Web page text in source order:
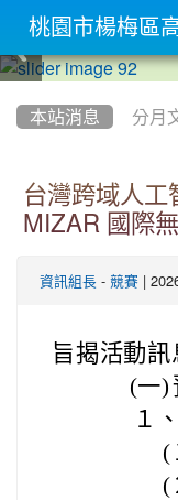
本站消息 分月
台灣跨域人工
MIZAR 國際
資訊組長 - 競賽 |
旨揭活動訊
(一)
１、
(
(
桃園市楊梅區